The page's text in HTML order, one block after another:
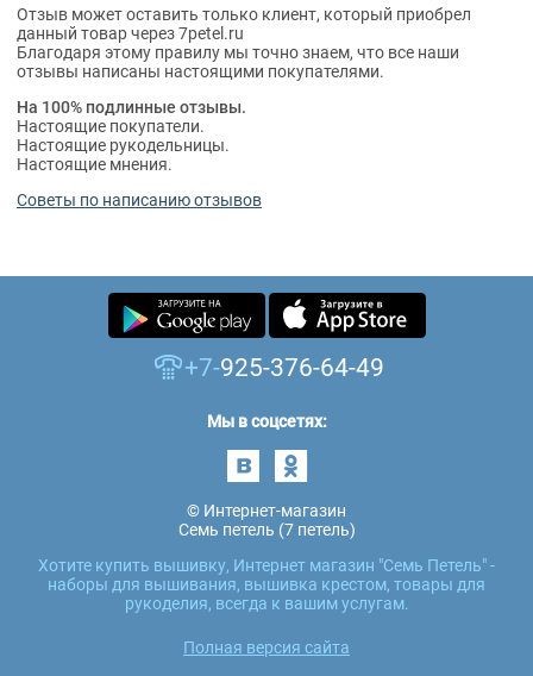
Отзыв может оставить только клиент, который приобрел
данный товар через 7petel.ru
Благодаря этому правилу мы точно знаем, что все наши
отзывы написаны настоящими покупателями.
На 100% подлинные отзывы.
Настоящие покупатели.
Настоящие рукодельницы.
Настоящие мнения.
Советы по написанию отзывов
+7-925-376-64-49
Мы в соцсетях:
© Интернет-магазин
Семь петель (7 петель)
Хотите купить вышивку, Интернет магазин "Семь Петель" -
наборы для вышивания, вышивка крестом, товары для
рукоделия, всегда к вашим услугам.
Полная версия сайта